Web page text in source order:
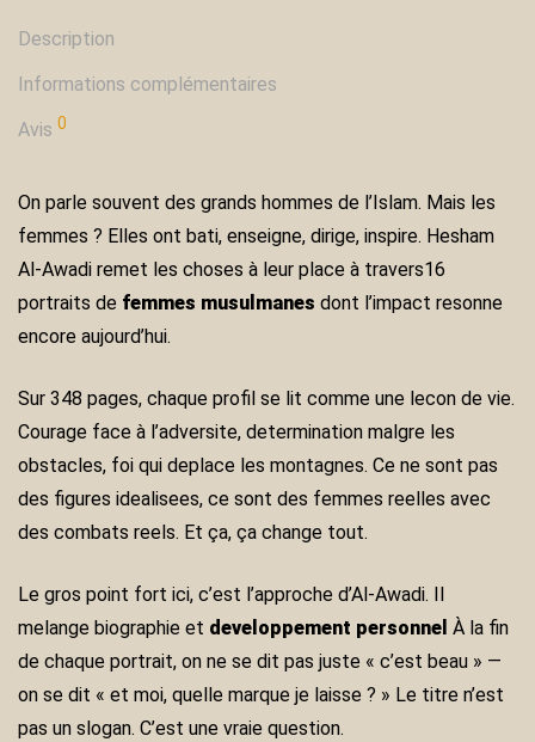
Description
Informations complémentaires
Avis 0
On parle souvent des grands hommes de l’Islam. Mais les
femmes ? Elles ont bati, enseigne, dirige, inspire. Hesham
Al-Awadi remet les choses à leur place à travers16
portraits de femmes musulmanes dont l’impact resonne
encore aujourd’hui.
Sur 348 pages, chaque profil se lit comme une lecon de vie.
Courage face à l’adversite, determination malgre les
obstacles, foi qui deplace les montagnes. Ce ne sont pas
des figures idealisees, ce sont des femmes reelles avec
des combats reels. Et ça, ça change tout.
Le gros point fort ici, c’est l’approche d’Al-Awadi. Il
melange biographie et developpement personnel À la fin
de chaque portrait, on ne se dit pas juste « c’est beau » —
on se dit « et moi, quelle marque je laisse ? » Le titre n’est
pas un slogan. C’est une vraie question.